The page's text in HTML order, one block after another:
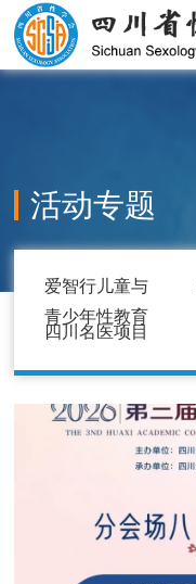
活动专题
爱智行儿童与
青少年性教育
四川名医项目